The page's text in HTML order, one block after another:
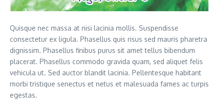
Quisque nec massa at nisi lacinia mollis. Suspendisse
consectetur ex ligula. Phasellus quis risus sed mauris pharetra
dignissim. Phasellus finibus purus sit amet tellus bibendum
placerat. Phasellus commodo gravida quam, sed aliquet felis
vehicula ut. Sed auctor blandit lacinia. Pellentesque habitant
morbi tristique senectus et netus et malesuada fames ac turpis
egestas.